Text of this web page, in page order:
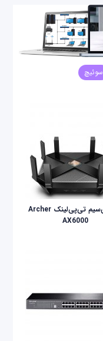
سوئیچ
روتر بی‌سیم تی‌پی‌لینک Archer
AX6000